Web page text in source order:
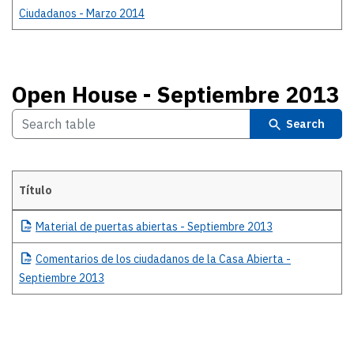
Ciudadanos - Marzo 2014
Open House - Septiembre 2013
Search
Open House - Septiembre 2013
Título
Material de puertas abiertas - Septiembre 2013
Comentarios de los ciudadanos de la Casa Abierta -
Septiembre 2013